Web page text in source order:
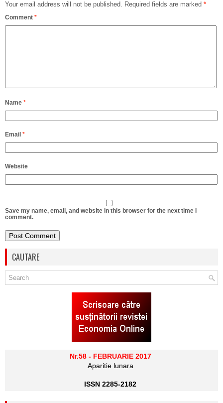
Your email address will not be published. Required fields are marked *
Comment *
Name *
Email *
Website
Save my name, email, and website in this browser for the next time I
comment.
CAUTARE
Nr.58 - FEBRUARIE 2017
Aparitie lunara
ISSN 2285-2182